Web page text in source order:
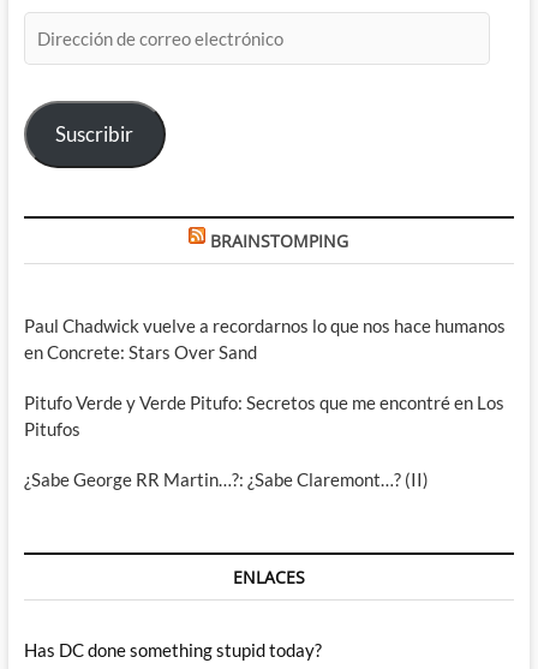
de
electrónico
Suscribir
BRAINSTOMPING
Paul Chadwick vuelve a recordarnos lo que nos hace humanos
en Concrete: Stars Over Sand
Pitufo Verde y Verde Pitufo: Secretos que me encontré en Los
Pitufos
¿Sabe George RR Martin…?: ¿Sabe Claremont…? (II)
ENLACES
Has DC done something stupid today?